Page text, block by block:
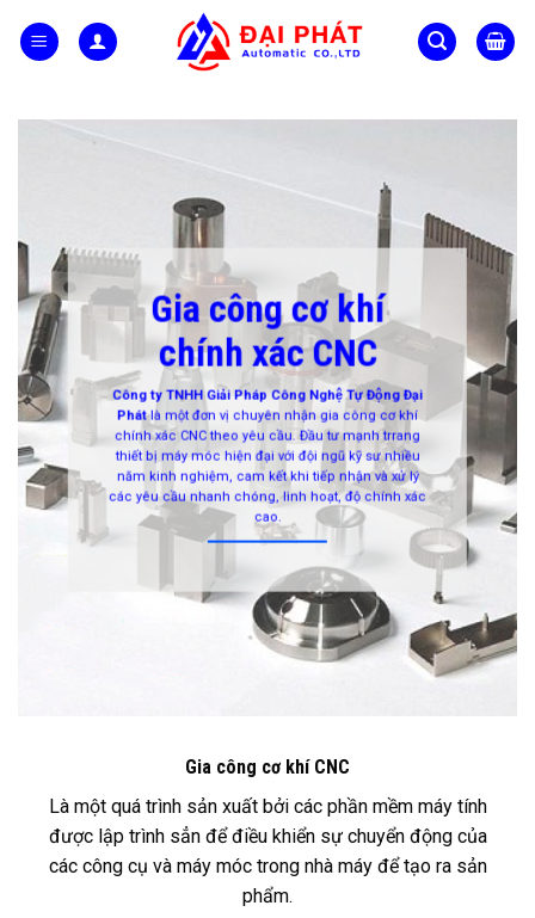
Gia công cơ khí
chính xác CNC
Công ty TNHH Giải Pháp Công Nghệ Tự Động Đại
Phátlà một đơn vị chuyên nhận gia công cơ khí
chính xác CNC theo yêu cầu. Đầu tư mạnh trrang
thiết bị máy móc hiện đại với đội ngũ kỹ sư nhiều
năm kinh nghiệm, cam kết khi tiếp nhận và xử lý
các yêu cầu nhanh chóng, linh hoạt, độ chính xác
cao.
Gia công cơ khí CNC
Là một quá trình sản xuất bởi các phần mềm máy tính
được lập trình sẳn để điều khiển sự chuyển động của
các công cụ và máy móc trong nhà máy để tạo ra sản
phẩm.